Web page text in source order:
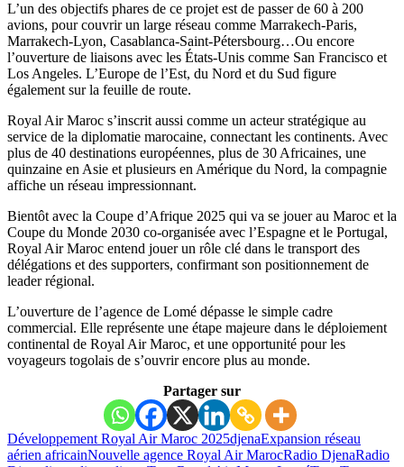
L’un des objectifs phares de ce projet est de passer de 60 à 200
avions, pour couvrir un large réseau comme Marrakech-Paris,
Marrakech-Lyon, Casablanca-Saint-Pétersbourg…Ou encore
l’ouverture de liaisons avec les États-Unis comme San Francisco et
Los Angeles. L’Europe de l’Est, du Nord et du Sud figure
également sur la feuille de route.
Royal Air Maroc s’inscrit aussi comme un acteur stratégique au
service de la diplomatie marocaine, connectant les continents. Avec
plus de 40 destinations européennes, plus de 30 Africaines, une
quinzaine en Asie et plusieurs en Amérique du Nord, la compagnie
affiche un réseau impressionnant.
Bientôt avec la Coupe d’Afrique 2025 qui va se jouer au Maroc et la
Coupe du Monde 2030 co-organisée avec l’Espagne et le Portugal,
Royal Air Maroc entend jouer un rôle clé dans le transport des
délégations et des supporters, confirmant son positionnement de
leader régional.
L’ouverture de l’agence de Lomé dépasse le simple cadre
commercial. Elle représente une étape majeure dans le déploiement
continental de Royal Air Maroc, et une opportunité pour les
voyageurs togolais de s’ouvrir encore plus au monde.
Partager sur
Développement Royal Air Maroc 2025djenaExpansion réseau
aérien africainNouvelle agence Royal Air MarocRadio DjenaRadio